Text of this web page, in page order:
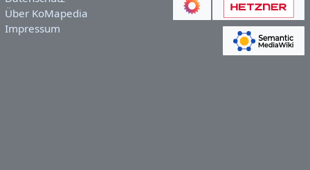
Über KoMapedia
Impressum